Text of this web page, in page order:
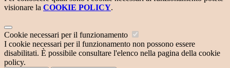
visionare la COOKIE POLICY.
Cookie necessari per il funzionamento
I cookie necessari per il funzionamento non possono essere
disabilitati. È possibile consultare l'elenco nella pagina della cookie
policy.